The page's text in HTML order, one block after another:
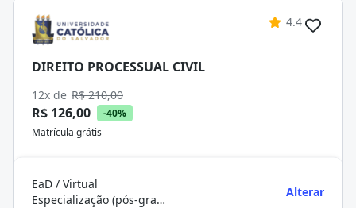
4.4
DIREITO PROCESSUAL CIVIL
12x de R$ 210,00
R$ 126,00
-40%
Matrícula grátis
EaD / Virtual
Especialização (pós-graduação)
Alterar